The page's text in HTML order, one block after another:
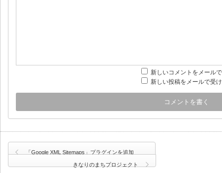
新しいコメントをメール
新しい投稿をメールで受
「Google XML Sitemaps」プラグインを追加
きなりのまちプロジェクト